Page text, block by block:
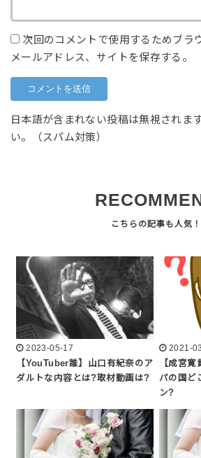
次回のコメントで使用するためブラ
メールアドレス、サイトを保存する。
日本語が含まれない投稿は無視されま
い。（スパム対策）
2023-05-17
【YouTuber誰】山口有紀奈のア
ダルトな内容とは?取材動画は?
2021-
【成宮
パの国ど
ン?